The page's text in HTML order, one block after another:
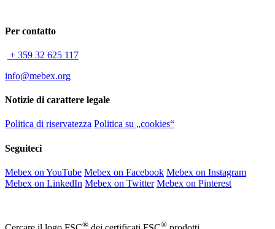
Per contatto
+ 359 32 625 117
info@mebex.org
Notizie di carattere legale
Politica di riservatezza Politica su „cookies“
Seguiteci
Mebex on YouTube Mebex on Facebook Mebex on Instagram
Mebex on LinkedIn Mebex on Twitter Mebex on Pinterest
® ®